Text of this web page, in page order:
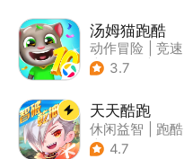
汤姆猫跑酷
动作冒险
竞速
| 汤姆猫
3.7
天天酷跑
休闲益智 跑酷
| 萌系
4.7